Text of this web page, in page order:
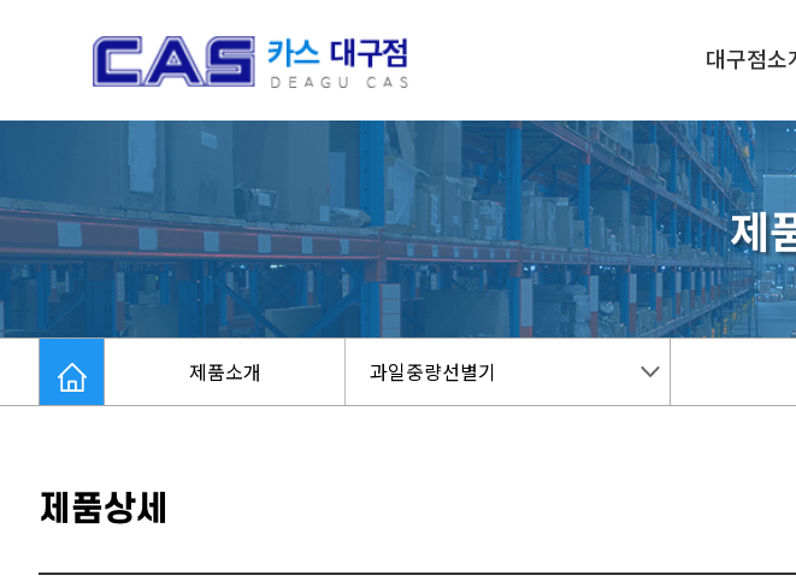
대구점소
제
제품소개 과일중량선별기
제품상세